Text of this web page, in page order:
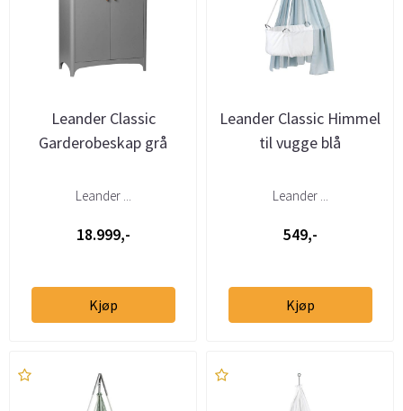
Leander Classic
Garderobeskap grå
Leander ...
18.999,-
Kjøp
Leander Classic Himmel
til vugge blå
Leander ...
549,-
Kjøp